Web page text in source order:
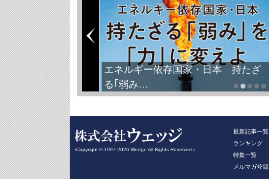
エネルギー依存国家・日本 持たざ
る｢弱み…
‹Copyright © 1997-2026 Wedge All Rights Reserved.›
最新記事一覧
ランキング
特集一覧
メルマガ登録